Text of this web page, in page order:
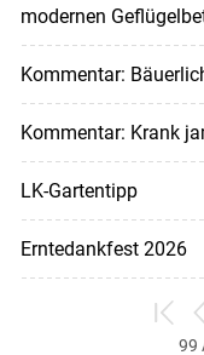
modernen
Kommentar:
Kommentar: Krank
LK-Gartentipp
Erntedankfest 2026
zum
99